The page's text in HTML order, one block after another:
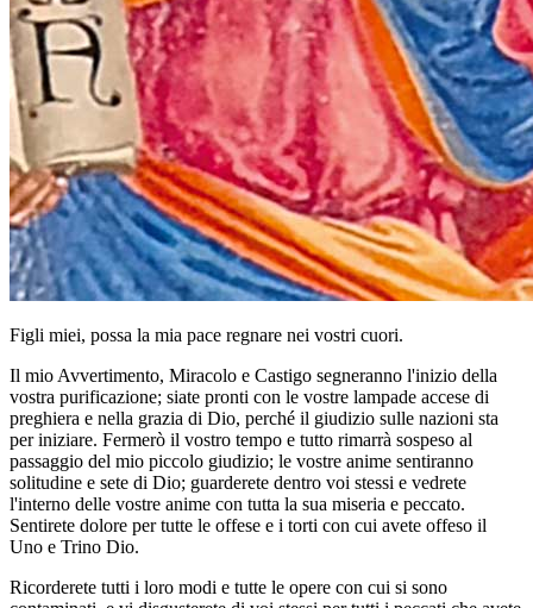
Figli miei, possa la mia pace regnare nei vostri cuori.
Il mio Avvertimento, Miracolo e Castigo segneranno l'inizio della
vostra purificazione; siate pronti con le vostre lampade accese di
preghiera e nella grazia di Dio, perché il giudizio sulle nazioni sta
per iniziare. Fermerò il vostro tempo e tutto rimarrà sospeso al
passaggio del mio piccolo giudizio; le vostre anime sentiranno
solitudine e sete di Dio; guarderete dentro voi stessi e vedrete
l'interno delle vostre anime con tutta la sua miseria e peccato.
Sentirete dolore per tutte le offese e i torti con cui avete offeso il
Uno e Trino Dio.
Ricorderete tutti i loro modi e tutte le opere con cui si sono